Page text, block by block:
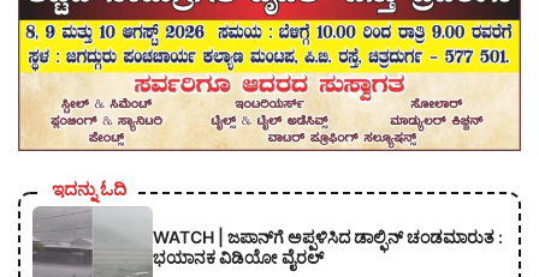
ಇದನ್ನು ಓದಿ
WATCH | ಜಪಾನ್‌ಗೆ ಅಪ್ಪಳಿಸಿದ ಡಾಲ್ಫಿನ್ ಚಂಡಮಾರುತ :
ಭಯಾನಕ ವಿಡಿಯೋ ವೈರಲ್